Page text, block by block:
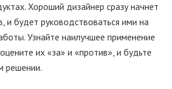
Хороший дизайнер сразу начнет
и будет руководствоваться ими на
Узнайте наилучшее применение
их «за» и «против», и будьте
решении.